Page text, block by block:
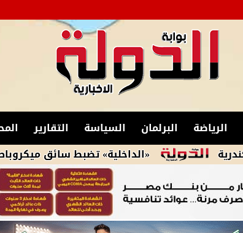
الرياضة البرلمان السياسة التقارير
«الداخلية» تضبط سائق ميكروباص ثبت